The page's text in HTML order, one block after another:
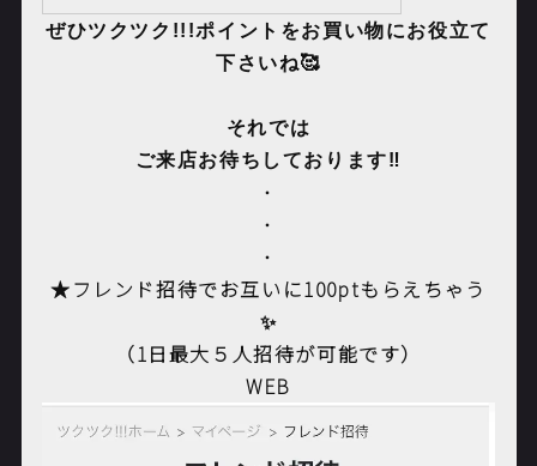
ぜひツクツク!!!ポイントをお買い物にお役立て
下さいね🥰
それでは
ご来店お待ちしております‼️
・
・
・
★フレンド招待でお互いに100ptもらえちゃう
✨
（1日最大５人招待が可能です）
WEB